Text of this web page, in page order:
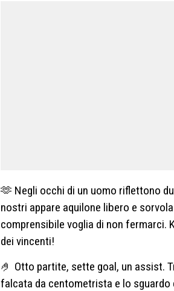
🫶 Negli occhi di un uomo riflettono
nostri appare aquilone libero e
comprensibile voglia di non fermarci.
dei vincenti!
🤌 Otto partite, sette goal, un assist.
falcata da centometrista e lo